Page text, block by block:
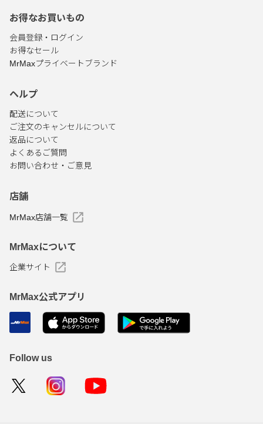
お得なお買いもの
会員登録・ログイン
お得なセール
MrMaxプライベートブランド
ヘルプ
配送について
ご注文のキャンセルについて
返品について
よくあるご質問
お問い合わせ・ご意見
店舗
MrMax店舗一覧
MrMaxについて
企業サイト
MrMax公式アプリ
Follow us